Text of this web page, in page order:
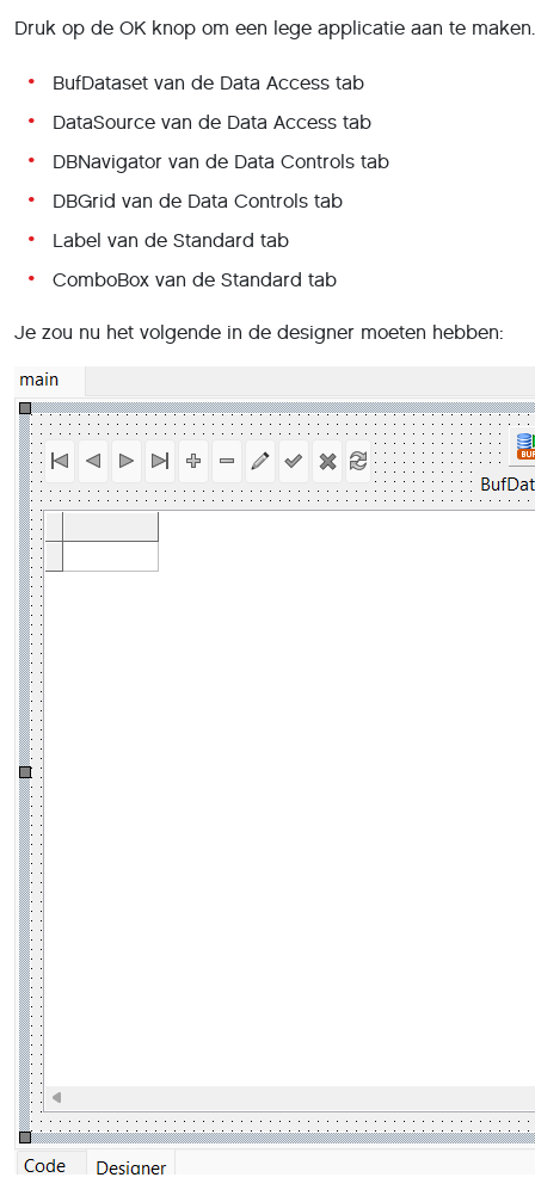
Druk op de OK knop om een lege applicatie aan te
BufDataset van de Data Access tab
DataSource van de Data Access tab
DBNavigator van de Data Controls tab
DBGrid van de Data Controls tab
Label van de Standard tab
ComboBox van de Standard tab
Je zou nu het volgende in de designer moeten hebben: